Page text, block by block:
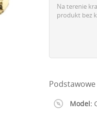
Na terenie
produkt bez
Model: